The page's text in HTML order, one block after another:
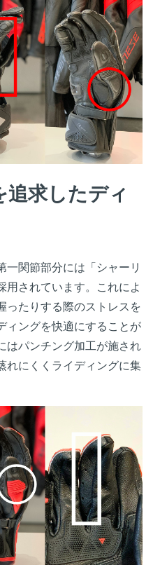
求したディ
関節部分には「シャーリ
用されています。これによ
ったりする際のストレスを
ィングを快適にすることが
はパンチング加工が施され
れにくくライディングに集